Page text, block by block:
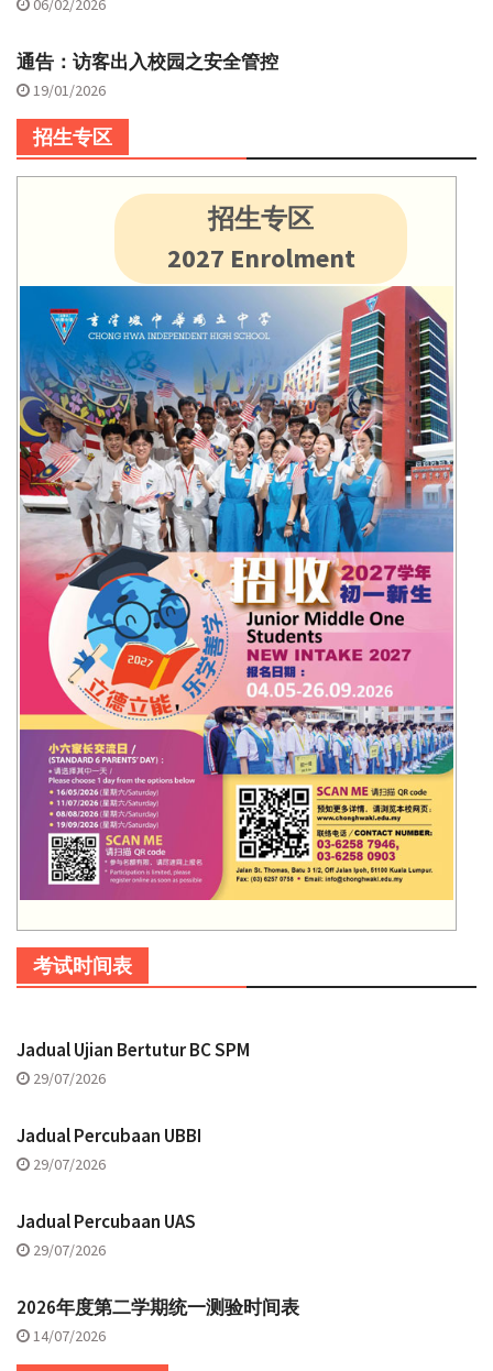
通告：访客出入校园之安全管控
19/01/2026
招生专区
招生专区
2027 Enrolment
考试时间表
Jadual Ujian Bertutur BC SPM
29/07/2026
Jadual Percubaan UBBI
29/07/2026
Jadual Percubaan UAS
29/07/2026
2026年度第二学期统一测验时间表
14/07/2026